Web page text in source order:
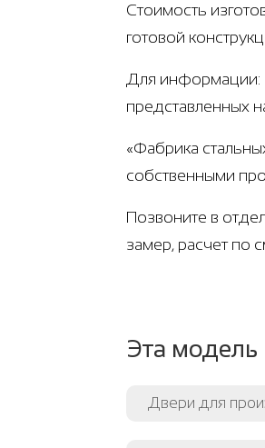
Стоимость
готовой
Для информации:
представленных
«Фабрика
собственными
Позвоните в
замер, расчет по
Эта модель
Двери для